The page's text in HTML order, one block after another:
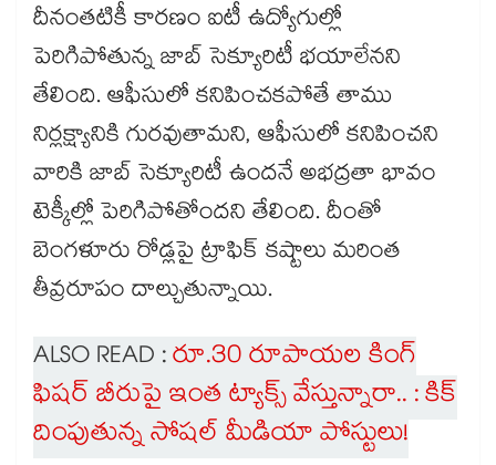
దీనంతటికీ కారణం ఐటీ ఉద్యోగుల్లో
పెరిగిపోతున్న జాబ్ సెక్యూరిటీ భయాలేనని
తేలింది. ఆఫీసులో కనిపించకపోతే తాము
నిర్లక్ష్యానికి గురవుతామని, ఆఫీసులో కనిపించని
వారికి జాబ్ సెక్యూరిటీ ఉందనే అభద్రతా భావం
టెక్కీల్లో పెరిగిపోతోందని తేలింది. దీంతో
బెంగళూరు రోడ్లపై ట్రాఫిక్ కష్టాలు మరింత
తీవ్రరూపం దాల్చుతున్నాయి.
ALSO READ :రూ.30 రూపాయల కింగ్
ఫిషర్ బీరుపై ఇంత ట్యాక్స్ వేస్తున్నారా.. : కిక్
దింపుతున్న సోషల్ మీడియా పోస్టులు!